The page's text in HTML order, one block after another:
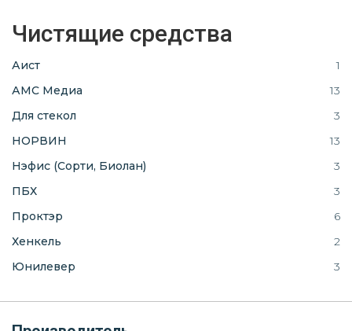
Чистящие средства
Аист
1
АМС Медиа
13
Для стекол
3
НОРВИН
13
Нэфис (Сорти, Биолан)
3
ПБХ
3
Проктэр
6
Хенкель
2
Юнилевер
3